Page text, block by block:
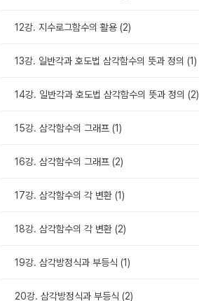
12강. 지수로그함수의 활용 (2)
13강. 일반각과 호도법 삼각함수의 뜻과 정의 (1)
14강. 일반각과 호도법 삼각함수의 뜻과 정의 (2)
15강. 삼각함수의 그래프 (1)
16강. 삼각함수의 그래프 (2)
17강. 삼각함수의 각 변환 (1)
18강. 삼각함수의 각 변환 (2)
19강. 삼각방정식과 부등식 (1)
20강. 삼각방정식과 부등식 (2)